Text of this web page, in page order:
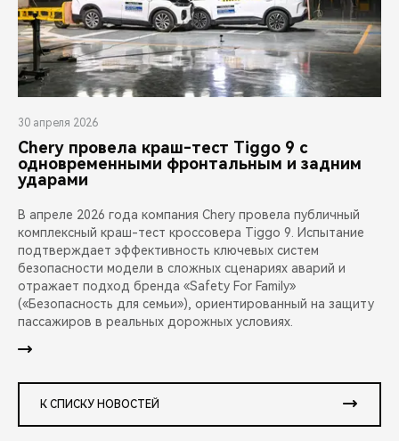
30 апреля 2026
Chery провела краш-тест Tiggo 9 с
одновременными фронтальным и задним
ударами
В апреле 2026 года компания Chery провела публичный
комплексный краш-тест кроссовера Tiggo 9. Испытание
подтверждает эффективность ключевых систем
безопасности модели в сложных сценариях аварий и
отражает подход бренда «Safety For Family»
(«Безопасность для семьи»), ориентированный на защиту
пассажиров в реальных дорожных условиях.
К СПИСКУ НОВОСТЕЙ